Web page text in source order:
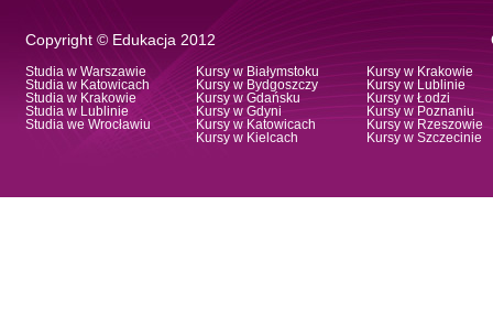
Copyright © Edukacja 2012
Studia w Warszawie
Studia w Katowicach
Studia w Krakowie
Studia w Lublinie
Studia we Wrocławiu
Kursy w Białymstoku
Kursy w Bydgoszczy
Kursy w Gdańsku
Kursy w Gdyni
Kursy w Katowicach
Kursy w Kielcach
Kursy w Krakowie
Kursy w Lublinie
Kursy w Łodzi
Kursy w Poznaniu
Kursy w Rzeszowie
Kursy w Szczecinie